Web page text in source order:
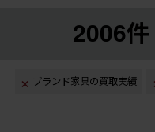
2006件
ブランド家具の買取実績